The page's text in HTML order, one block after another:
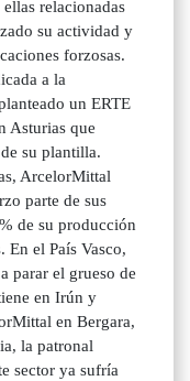
relacionadas
su actividad y
forzosas.
a la
un ERTE
Asturias que
su plantilla.
ArcelorMittal
parte de sus
de su producción
En el País Vasco,
parar el grueso de
en Irún y
en Bergara,
la patronal
sector ya sufría